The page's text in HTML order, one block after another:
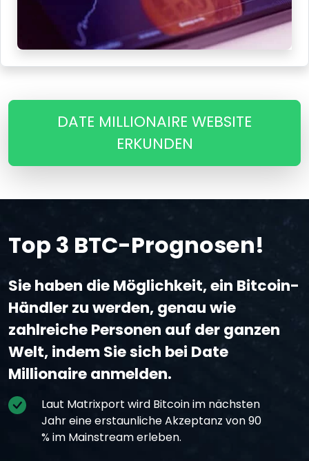
DATE MILLIONAIRE WEBSITE
ERKUNDEN
Top 3 BTC-Prognosen!
Sie haben die Möglichkeit, ein Bitcoin-
Händler zu werden, genau wie
zahlreiche Personen auf der ganzen
Welt, indem Sie sich bei Date
Millionaire anmelden.
Laut Matrixport wird Bitcoin im nächsten
Jahr eine erstaunliche Akzeptanz von 90
% im Mainstream erleben.